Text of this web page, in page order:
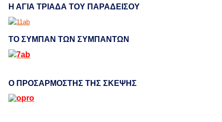
Η ΑΓΙΑ ΤΡΙΑΔΑ ΤΟΥ ΠΑΡΑΔΕΙΣΟΥ
ΤΟ ΣΥΜΠΑΝ ΤΩΝ ΣΥΜΠΑΝΤΩΝ
Ο ΠΡΟΣΑΡΜΟΣΤΗΣ ΤΗΣ ΣΚΕΨΗΣ